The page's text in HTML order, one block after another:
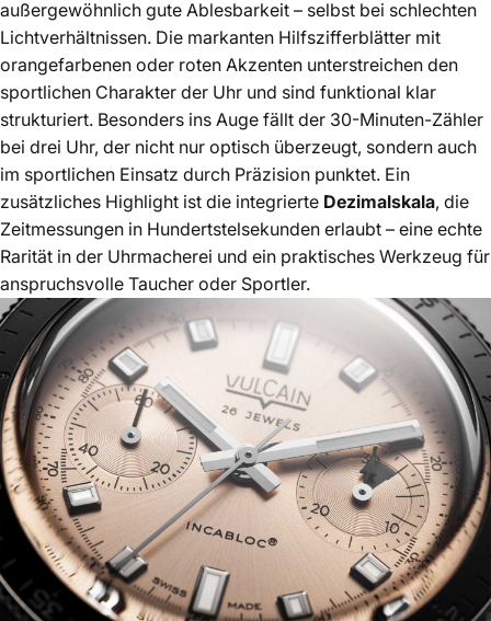
außergewöhnlich gute Ablesbarkeit – selbst bei schlechten
Lichtverhältnissen. Die markanten Hilfszifferblätter mit
orangefarbenen oder roten Akzenten unterstreichen den
sportlichen Charakter der Uhr und sind funktional klar
strukturiert. Besonders ins Auge fällt der 30-Minuten-Zähler
bei drei Uhr, der nicht nur optisch überzeugt, sondern auch
im sportlichen Einsatz durch Präzision punktet. Ein
zusätzliches Highlight ist die integrierte Dezimalskala, die
Zeitmessungen in Hundertstelsekunden erlaubt – eine echte
Rarität in der Uhrmacherei und ein praktisches Werkzeug für
anspruchsvolle Taucher oder Sportler.